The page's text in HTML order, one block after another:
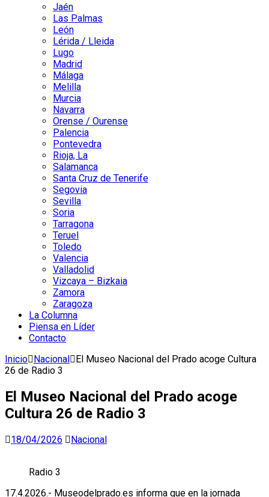
Jaén
Las Palmas
León
Lérida / Lleida
Lugo
Madrid
Málaga
Melilla
Murcia
Navarra
Orense / Ourense
Palencia
Pontevedra
Rioja, La
Salamanca
Santa Cruz de Tenerife
Segovia
Sevilla
Soria
Tarragona
Teruel
Toledo
Valencia
Valladolid
Vizcaya – Bizkaia
Zamora
Zaragoza
La Columna
Piensa en Líder
Contacto
Inicio Nacional El Museo Nacional del Prado acoge Cultura
26 de Radio 3
El Museo Nacional del Prado acoge
Cultura 26 de Radio 3
18/04/2026 Nacional
Radio 3
17.4.2026.- Museodelprado.es informa que en la jornada